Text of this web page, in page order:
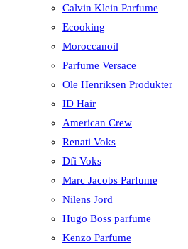
Calvin Klein Parfume
Ecooking
Moroccanoil
Parfume Versace
Ole Henriksen Produkter
ID Hair
American Crew
Renati Voks
Dfi Voks
Marc Jacobs Parfume
Nilens Jord
Hugo Boss parfume
Kenzo Parfume